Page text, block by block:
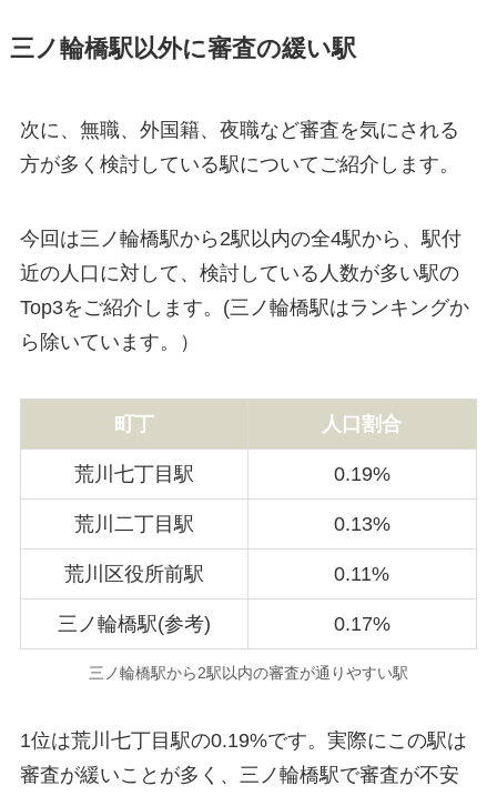
三ノ輪橋駅以外に審査の緩い駅
次に、無職、外国籍、夜職など審査を気にされる
方が多く検討している駅についてご紹介します。
今回は三ノ輪橋駅から2駅以内の全4駅から、駅付
近の人口に対して、検討している人数が多い駅の
Top3をご紹介します。(三ノ輪橋駅はランキングか
ら除いています。）
町丁 人口割合
荒川七丁目駅 0.19%
荒川二丁目駅 0.13%
荒川区役所前駅 0.11%
三ノ輪橋駅(参考) 0.17%
三ノ輪橋駅から2駅以内の審査が通りやすい駅
1位は荒川七丁目駅の0.19%です。実際にこの駅は
審査が緩いことが多く、三ノ輪橋駅で審査が不安